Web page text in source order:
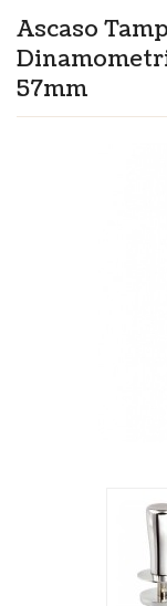
Ascaso
57mm